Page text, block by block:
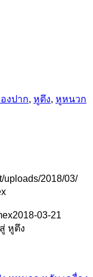
งปาก, หูตึง, หูหนวก
uploads/2018/03/
2018-03-21
หูตึง